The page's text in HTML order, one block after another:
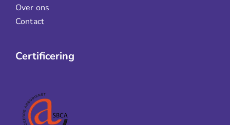
Over ons
Contact
Certificering